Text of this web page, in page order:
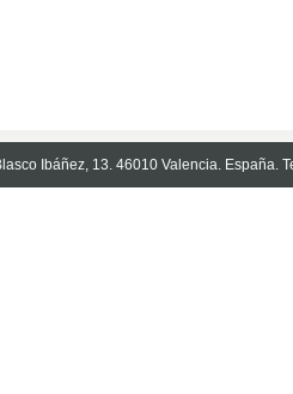
Ibáñez, 13. 46010 Valencia. España.